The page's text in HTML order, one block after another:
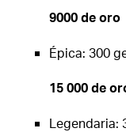
9000 de oro
Épica: 300
15 000 de
Legendaria: